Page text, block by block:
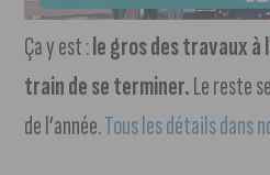
Ça y est :le gros des travaux à
train de se terminer.Le reste
de l’année.Tous les détails dans